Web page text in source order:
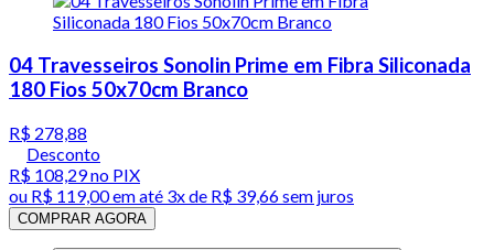
04 Travesseiros Sonolin Prime em Fibra Siliconada
180 Fios 50x70cm Branco
R$ 278,88
Desconto
R$ 108,29no PIX
ou R$ 119,00em até 3x de R$ 39,66 sem juros
COMPRAR AGORA